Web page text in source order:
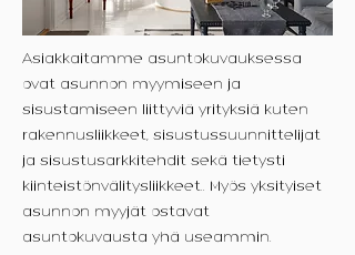
Asiakkaitamme asuntokuvauksessa
ovat asunnon myymiseen ja
sisustamiseen liittyviä yrityksiä kuten
rakennusliikkeet, sisustussuunnittelijat
ja sisustusarkkitehdit sekä tietysti
kiinteistönvälitysliikkeet.. Myös yksityiset
asunnon myyjät ostavat
asuntokuvausta yhä useammin.